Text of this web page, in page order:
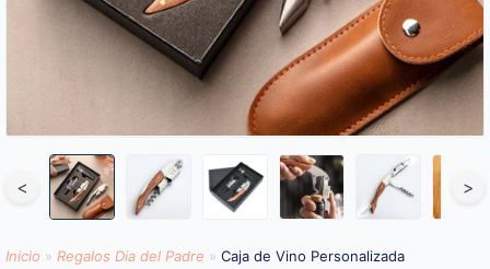
< >
Inicio » Regalos Dia del Padre » Caja de Vino Personalizada